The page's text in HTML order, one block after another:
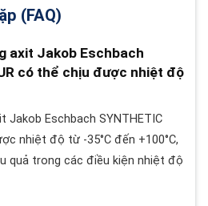
(FAQ)
axit Jakob Eschbach
có thể chịu được nhiệt độ
Jakob Eschbach SYNTHETIC
nhiệt độ từ -35°C đến +100°C,
quả trong các điều kiện nhiệt độ